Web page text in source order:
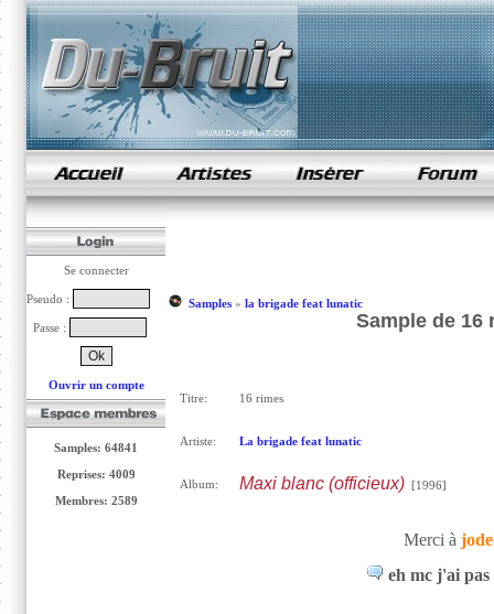
samples de rap
Se connecter
Pseudo :
Passe :
Ouvrir un compte
Samples: 64841
Reprises: 4009
Membres: 2589
Samples» la brigade feat lunatic
Sample de 16
Titre: 16 rimes
Artiste: La brigade feat lunatic
Album: Maxi blanc (officieux)[1996]
Merci à
eh mc j'ai